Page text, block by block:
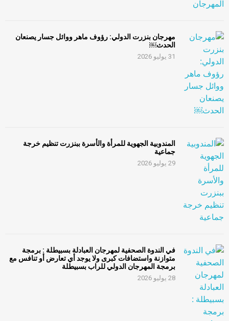
مهرجان بنزرت الدولي: رؤوف ماهر ووائل جسار يصنعان
الحدث￼
31 يوليو 2026
المندوبية الجهوية للمرأة والأسرة ببنزرت تنظيم خرجة
جماعية
29 يوليو 2026
في الندوة الصحفية لمهرجان العبادلة بسبيطلة : برمجة
متوازنة واستضافات كبرى ولا يوجد أي تعارض أو تنافس مع
برمجة المهرجان الدولي للراب بسبيطلة
28 يوليو 2026